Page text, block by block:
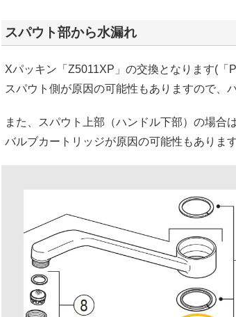
スパウト部から水漏れ
Xパッキン「Z5011XP」の交換となります(「
スパウト側が原因の可能性もありますので、
また、スパウト上部（ハンドル下部）の場合は
バルブカートリッジが原因の可能性もあります